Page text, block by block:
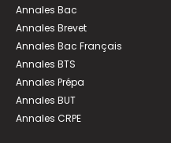
Annales Bac
Annales Brevet
Annales Bac Français
Annales BTS
Annales Prépa
Annales BUT
Annales CRPE